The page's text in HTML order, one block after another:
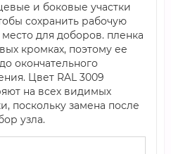
и боковые участки
сохранить рабочую
для доборов. пленка
кромках, поэтому ее
окончательного
Цвет RAL 3009
на всех видимых
поскольку замена после
узла.